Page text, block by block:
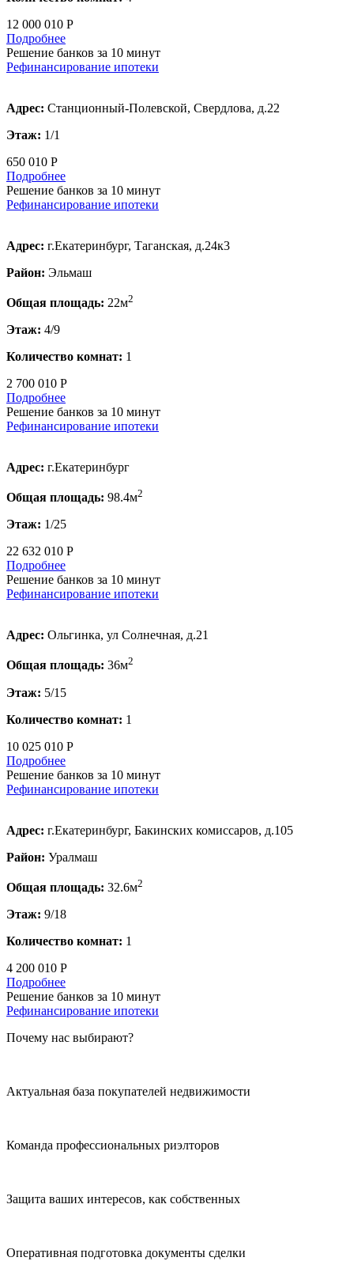
12 000 010 Р
Подробнее
Решение банков за 10 минут
Рефинансирование ипотеки
Адрес: Станционный-Полевской, Свердлова, д.22
Этаж: 1/1
650 010 Р
Подробнее
Решение банков за 10 минут
Рефинансирование ипотеки
Адрес: г.Екатеринбург, Таганская, д.24к3
Район: Эльмаш
Общая площадь: 22м2
Этаж: 4/9
Количество комнат: 1
2 700 010 Р
Подробнее
Решение банков за 10 минут
Рефинансирование ипотеки
Адрес: г.Екатеринбург
Общая площадь: 98.4м2
Этаж: 1/25
22 632 010 Р
Подробнее
Решение банков за 10 минут
Рефинансирование ипотеки
Адрес: Ольгинка, ул Солнечная, д.21
Общая площадь: 36м2
Этаж: 5/15
Количество комнат: 1
10 025 010 Р
Подробнее
Решение банков за 10 минут
Рефинансирование ипотеки
Адрес: г.Екатеринбург, Бакинских комиссаров, д.105
Район: Уралмаш
Общая площадь: 32.6м2
Этаж: 9/18
Количество комнат: 1
4 200 010 Р
Подробнее
Решение банков за 10 минут
Рефинансирование ипотеки
Почему нас выбирают?
Актуальная база покупателей недвижимости
Команда профессиональных риэлторов
Защита ваших интересов, как собственных
Оперативная подготовка документы сделки